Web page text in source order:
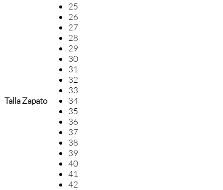
Talla Zapato
25
26
27
28
29
30
31
32
33
34
35
36
37
38
39
40
41
42